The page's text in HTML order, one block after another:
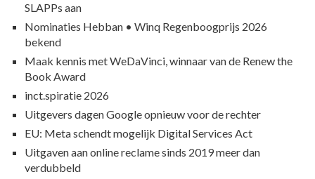
SLAPPs aan
Nominaties Hebban • Winq Regenboogprijs 2026
bekend
Maak kennis met WeDaVinci, winnaar van de Renew the
Book Award
inct.spiratie 2026
Uitgevers dagen Google opnieuw voor de rechter
EU: Meta schendt mogelijk Digital Services Act
Uitgaven aan online reclame sinds 2019 meer dan
verdubbeld